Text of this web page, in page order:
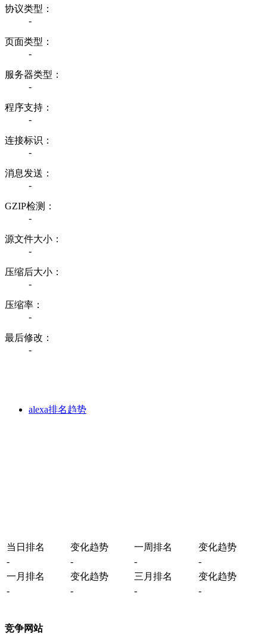
协议类型：
-
页面类型：
-
服务器类型：
-
程序支持：
-
连接标识：
-
消息发送：
-
GZIP检测：
-
源文件大小：
-
压缩后大小：
-
压缩率：
-
最后修改：
-
alexa排名趋势
当日排名 变化趋势 一周排名
变化趋势
-
- -
-
一月排名
变化趋势 三月排名
变化趋势
-
- - -
竞争网站